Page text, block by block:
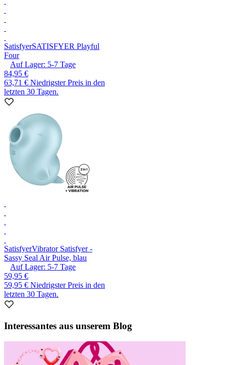
SatisfyerSATISFYER Playful
Four
Auf Lager: 5-7 Tage
84,95 €
63,71 € Niedrigster Preis in den
letzten 30 Tagen.
SatisfyerVibrator Satisfyer -
Sassy Seal Air Pulse, blau
Auf Lager: 5-7 Tage
59,95 €
59,95 € Niedrigster Preis in den
letzten 30 Tagen.
Interessantes aus unserem Blog